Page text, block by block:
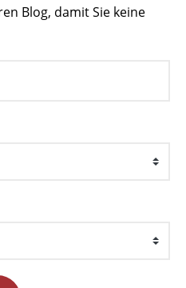
Blog, damit Sie keine